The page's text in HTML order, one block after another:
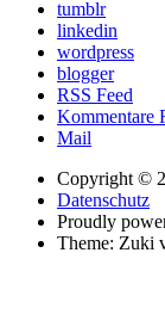
tumblr
linkedin
wordpress
blogger
RSS Feed
Kommentare
Mail
Copyright ©
Datenschutz
Proudly
Theme: Zuki